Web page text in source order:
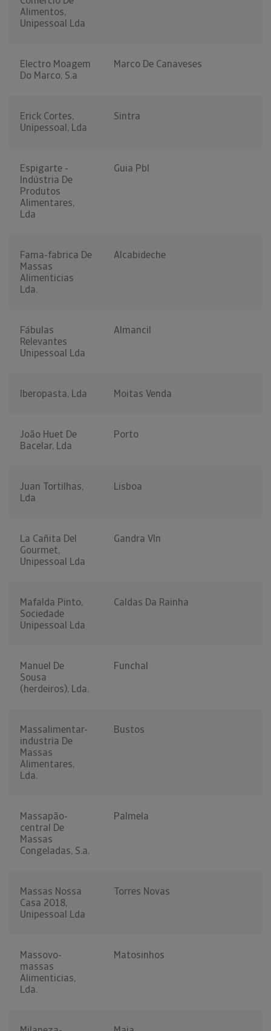
Alimentos,
Unipessoal Lda
Electro Moagem
Do Marco, S.a
Marco De Canaveses
Erick Cortes,
Unipessoal, Lda
Sintra
Espigarte -
Indústria De
Produtos
Alimentares,
Lda
Guia Pbl
Fama-fabrica De
Massas
Alimenticias
Lda.
Alcabideche
Fábulas
Relevantes
Unipessoal Lda
Almancil
Iberopasta, Lda Moitas Venda
João Huet De
Bacelar, Lda
Porto
Juan Tortilhas,
Lda
Lisboa
La Cañita Del
Gourmet,
Unipessoal Lda
Gandra Vln
Mafalda Pinto,
Sociedade
Unipessoal Lda
Caldas Da Rainha
Manuel De
Sousa
(herdeiros), Lda.
Funchal
Massalimentar-
industria De
Massas
Alimentares,
Lda.
Bustos
Massapão-
central De
Massas
Congeladas, S.a.
Palmela
Massas Nossa
Casa 2018,
Unipessoal Lda
Torres Novas
Massovo-
massas
Alimenticias,
Lda.
Matosinhos